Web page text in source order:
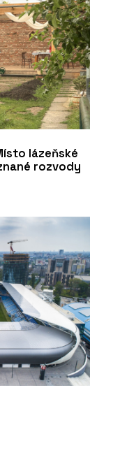
lázeňské
rozvody